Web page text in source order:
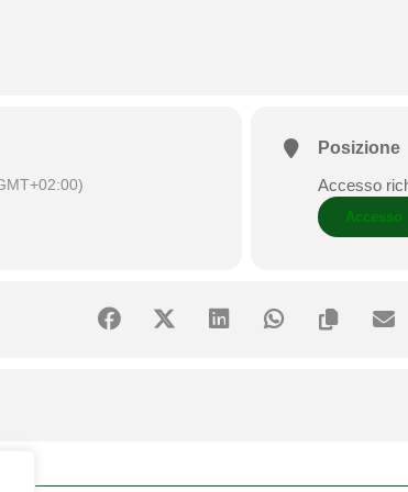
Posizione
Accesso
Accesso